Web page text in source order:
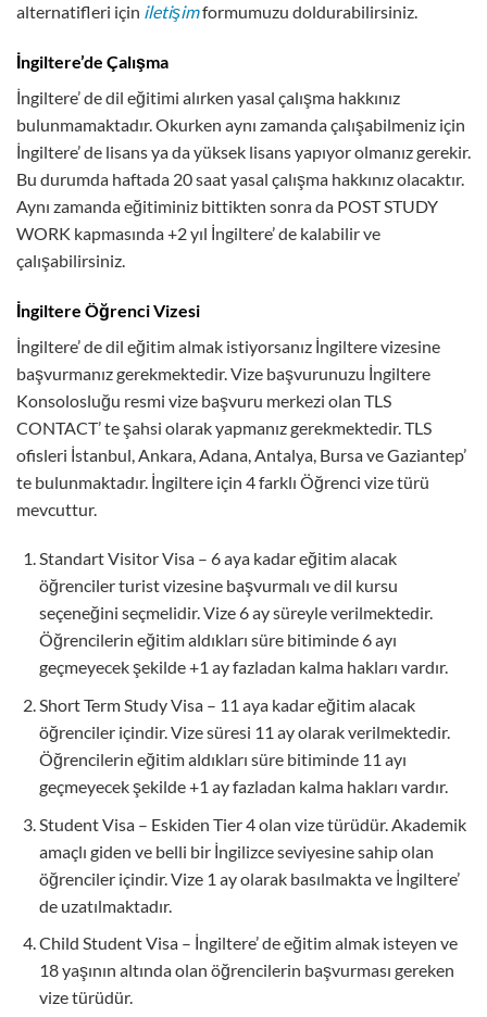
alternatifleri için iletişimformumuzu doldurabilirsiniz.
İngiltere’de Çalışma
İngiltere’ de dil eğitimi alırken yasal çalışma hakkınız
bulunmamaktadır. Okurken aynı zamanda çalışabilmeniz için
İngiltere’ de lisans ya da yüksek lisans yapıyor olmanız gerekir.
Bu durumda haftada 20 saat yasal çalışma hakkınız olacaktır.
Aynı zamanda eğitiminiz bittikten sonra da POST STUDY
WORK kapmasında +2 yıl İngiltere’ de kalabilir ve
çalışabilirsiniz.
İngiltere Öğrenci Vizesi
İngiltere’ de dil eğitim almak istiyorsanız İngiltere vizesine
başvurmanız gerekmektedir. Vize başvurunuzu İngiltere
Konsolosluğu resmi vize başvuru merkezi olan TLS
CONTACT’ te şahsi olarak yapmanız gerekmektedir. TLS
ofisleri İstanbul, Ankara, Adana, Antalya, Bursa ve Gaziantep’
te bulunmaktadır. İngiltere için 4 farklı Öğrenci vize türü
mevcuttur.
Standart Visitor Visa – 6 aya kadar eğitim alacak
öğrenciler turist vizesine başvurmalı ve dil kursu
seçeneğini seçmelidir. Vize 6 ay süreyle verilmektedir.
Öğrencilerin eğitim aldıkları süre bitiminde 6 ayı
geçmeyecek şekilde +1 ay fazladan kalma hakları vardır.
Short Term Study Visa – 11 aya kadar eğitim alacak
öğrenciler içindir. Vize süresi 11 ay olarak verilmektedir.
Öğrencilerin eğitim aldıkları süre bitiminde 11 ayı
geçmeyecek şekilde +1 ay fazladan kalma hakları vardır.
Student Visa – Eskiden Tier 4 olan vize türüdür. Akademik
amaçlı giden ve belli bir İngilizce seviyesine sahip olan
öğrenciler içindir. Vize 1 ay olarak basılmakta ve İngiltere’
de uzatılmaktadır.
Child Student Visa – İngiltere’ de eğitim almak isteyen ve
18 yaşının altında olan öğrencilerin başvurması gereken
vize türüdür.